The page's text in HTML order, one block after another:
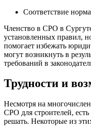
Соответствие
Членство в СРО в
установленных правил,
помогает избежать
могут возникнуть в
требований в
Трудности и
Несмотря на
СРО для строителей,
решать. Некоторые из